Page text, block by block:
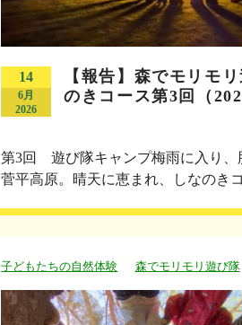
14
6月
2026
【報告】森でモリモ
のきコース第3回（
第3回 遊び隊キャンプ梅雨に入り、
菅平高原。晴天に恵まれ、しなのき
子どもたちの自然体験 森でモリモリ遊び隊